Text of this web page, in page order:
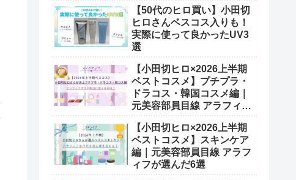
【50代のヒロ買い】小田切
ヒロさんベスコス入りも！
実際に使って良かったUV3
選
【小田切ヒロ×2026上半期
ベストコスメ】プチプラ・
ドラコス・韓国コスメ編｜
元美容部員目線 アラフィフ
【小田切ヒロ×2026上半期
ベストコスメ】スキンケア
編｜元美容部員目線 アラフ
ィフが選んだ6選